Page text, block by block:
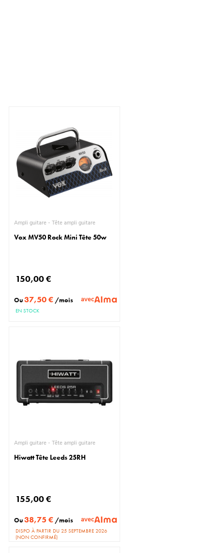
Ampli guitare - Tête ampli guitare
Vox MV50 Rock Mini Tête 50w
150,00 €
Ou37,50 € /mois avec
EN STOCK
Ampli guitare - Tête ampli guitare
Hiwatt Tête Leeds 25RH
155,00 €
Ou38,75 € /mois avec
DISPO À PARTIR DU 25 SEPTEMBRE 2026
(NON CONFIRMÉ)